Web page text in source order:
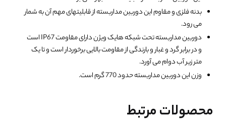
بدنه فلزی و مقاوم این دوربین مداربسته از قابلیتهای مهم آن به شمار
می رود.
دوربین مداربسته تحت شبکه هایک ویژن دارای مقاومت IP67 است
و در برابر گرد و غبار و بارندگی از مقاومت بالایی برخوردار است و تا یک
متر زیر آب دوام می آورد.
وزن این دوربین مداربسته حدود 770 گرم است.
محصولات مرتبط